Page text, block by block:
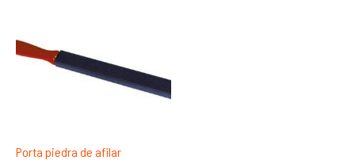
Porta piedra de afilar